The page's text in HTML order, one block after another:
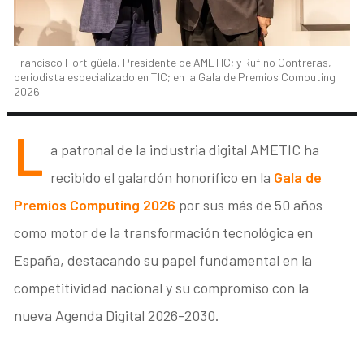
Francisco Hortigüela, Presidente de AMETIC; y Rufino Contreras,
periodista especializado en TIC; en la Gala de Premios Computing
2026.
L a patronal de la industria digital AMETIC ha
recibido el galardón honorífico en la Gala de
Premios Computing 2026 por sus más de 50 años
como motor de la transformación tecnológica en
España, destacando su papel fundamental en la
competitividad nacional y su compromiso con la
nueva Agenda Digital 2026-2030.